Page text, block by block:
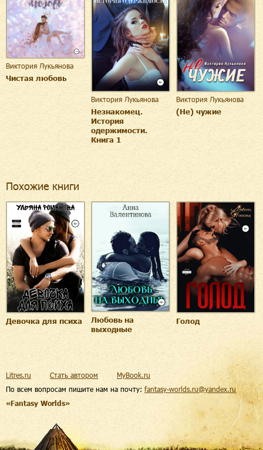
Виктория Лукьянова
Чистая любовь
Виктория Лукьянова
Незнакомец.
История
одержимости.
Книга 1
Виктория Лукьянова
(Не) чужие
Похожие книги
Девочка для психа
Любовь на
выходные
Голод
По всем вопросам пишите нам на почту: fantasy-worlds.ru@yandex.ru
«Fantasy Worlds»
Litres.ru Стать автором MyBook.ru